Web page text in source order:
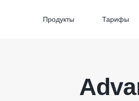
Продукты Тарифы